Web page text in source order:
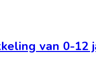
van 0-12